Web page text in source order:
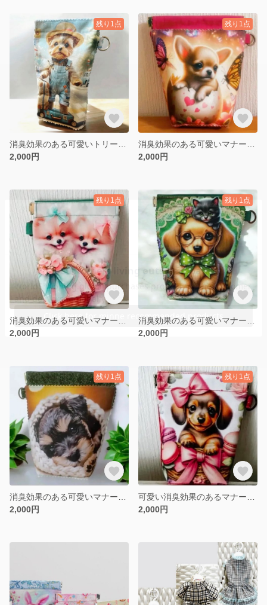
残り1点
2,000円
残り1点
2,000円
残り1点
2,000円
残り1点
2,000円
残り1点
2,000円
残り1点
2,000円